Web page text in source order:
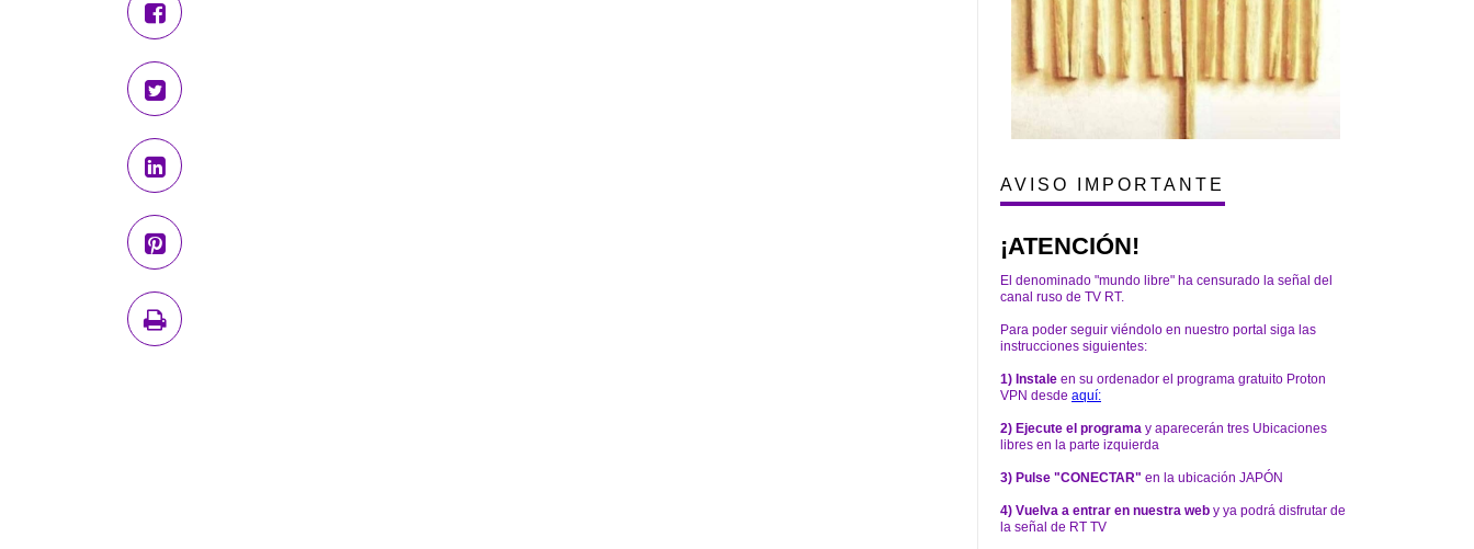
AVISO IMPORTANTE
¡ATENCIÓN!
El denominado "mundo libre" ha censurado la señal del
canal ruso de TV RT.
Para poder seguir viéndolo en nuestro portal siga las
instrucciones siguientes:
1) Instale en su ordenador el programa gratuito Proton
VPN desde aquí:
2) Ejecute el programa y aparecerán tres Ubicaciones
libres en la parte izquierda
3) Pulse "CONECTAR" en la ubicación JAPÓN
4) Vuelva a entrar en nuestra web y ya podrá disfrutar de
la señal de RT TV